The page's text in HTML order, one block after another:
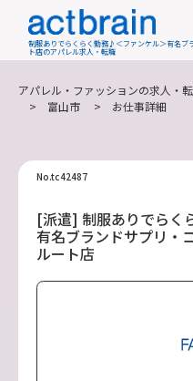
制服ありでらくらく勤務♪＜ファンケル＞有名ブ
ト店のアパレル求人・転職
アパレル・ファッションの求人・
> 富山市 > お仕事詳細
No.tc42487
[派遣] 制服ありでらく
有名ブランドサプリ・
ルート店